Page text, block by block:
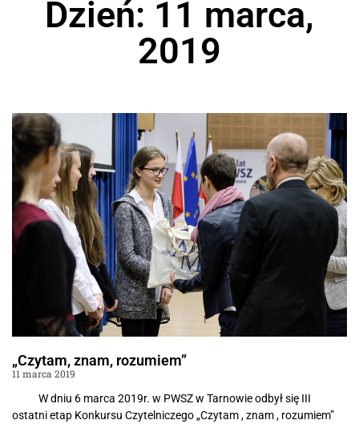
Dzień: 11 marca,
2019
„Czytam, znam, rozumiem”
11 marca 2019
W dniu 6 marca 2019r. w PWSZ w Tarnowie odbył się III
ostatni etap Konkursu Czytelniczego „Czytam , znam , rozumiem”